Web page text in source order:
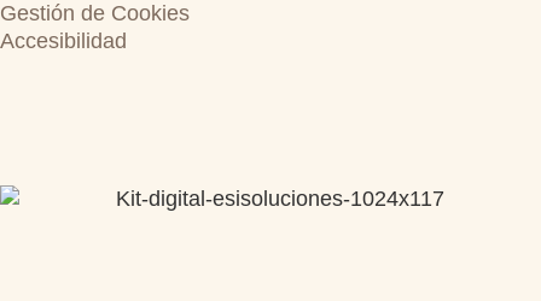
Gestión de Cookies
Accesibilidad